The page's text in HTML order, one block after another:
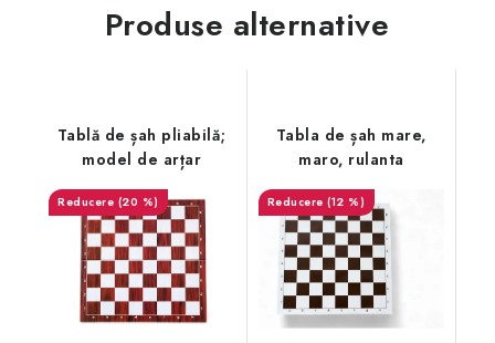
Produse alternative
Tablă de șah pliabilă;
model de arțar
(20 %)
Tabla de șah mare,
maro, rulanta
(12 %)